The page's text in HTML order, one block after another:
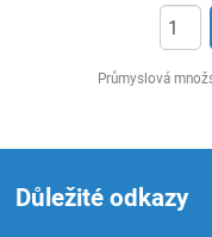
Průmyslová
Důležité odkazy